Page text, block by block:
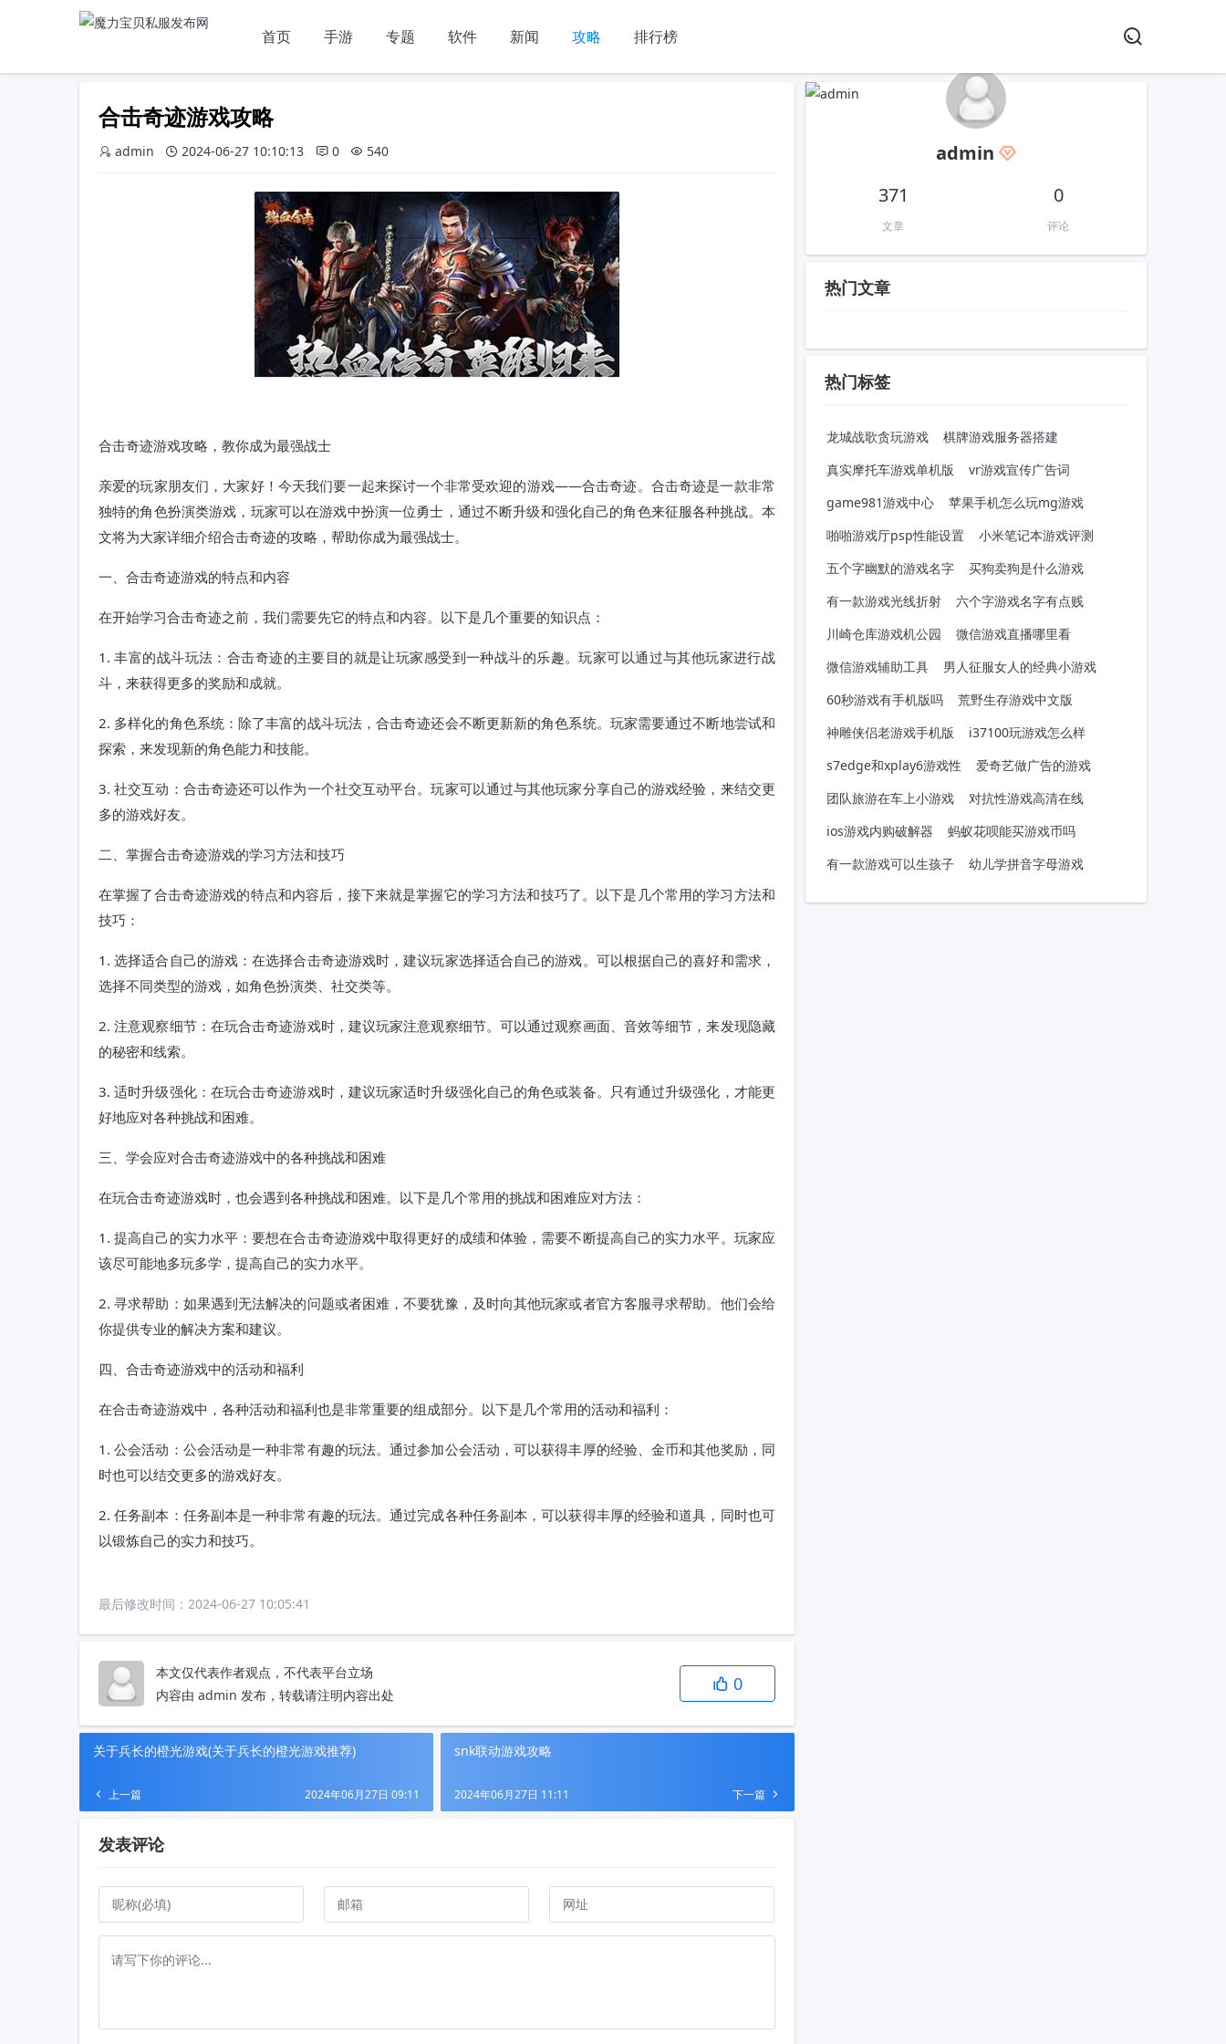
首页 手游 专题 软件 新闻 攻略 排行榜
合击奇迹游戏攻略
admin 2024-06-27 10:10:13 0 540
合击奇迹游戏攻略，教你成为最强战士
亲爱的玩家朋友们，大家好！今天我们要一起来探讨一个非常受欢迎的游戏——合击奇迹。合击奇迹是一款非常
独特的角色扮演类游戏，玩家可以在游戏中扮演一位勇士，通过不断升级和强化自己的角色来征服各种挑战。本
文将为大家详细介绍合击奇迹的攻略，帮助你成为最强战士。
一、合击奇迹游戏的特点和内容
在开始学习合击奇迹之前，我们需要先它的特点和内容。以下是几个重要的知识点：
1. 丰富的战斗玩法：合击奇迹的主要目的就是让玩家感受到一种战斗的乐趣。玩家可以通过与其他玩家进行战
斗，来获得更多的奖励和成就。
2. 多样化的角色系统：除了丰富的战斗玩法，合击奇迹还会不断更新新的角色系统。玩家需要通过不断地尝试和
探索，来发现新的角色能力和技能。
3. 社交互动：合击奇迹还可以作为一个社交互动平台。玩家可以通过与其他玩家分享自己的游戏经验，来结交更
多的游戏好友。
二、掌握合击奇迹游戏的学习方法和技巧
在掌握了合击奇迹游戏的特点和内容后，接下来就是掌握它的学习方法和技巧了。以下是几个常用的学习方法和
技巧：
1. 选择适合自己的游戏：在选择合击奇迹游戏时，建议玩家选择适合自己的游戏。可以根据自己的喜好和需求，
选择不同类型的游戏，如角色扮演类、社交类等。
2. 注意观察细节：在玩合击奇迹游戏时，建议玩家注意观察细节。可以通过观察画面、音效等细节，来发现隐藏
的秘密和线索。
3. 适时升级强化：在玩合击奇迹游戏时，建议玩家适时升级强化自己的角色或装备。只有通过升级强化，才能更
好地应对各种挑战和困难。
三、学会应对合击奇迹游戏中的各种挑战和困难
在玩合击奇迹游戏时，也会遇到各种挑战和困难。以下是几个常用的挑战和困难应对方法：
1. 提高自己的实力水平：要想在合击奇迹游戏中取得更好的成绩和体验，需要不断提高自己的实力水平。玩家应
该尽可能地多玩多学，提高自己的实力水平。
2. 寻求帮助：如果遇到无法解决的问题或者困难，不要犹豫，及时向其他玩家或者官方客服寻求帮助。他们会给
你提供专业的解决方案和建议。
四、合击奇迹游戏中的活动和福利
在合击奇迹游戏中，各种活动和福利也是非常重要的组成部分。以下是几个常用的活动和福利：
1. 公会活动：公会活动是一种非常有趣的玩法。通过参加公会活动，可以获得丰厚的经验、金币和其他奖励，同
时也可以结交更多的游戏好友。
2. 任务副本：任务副本是一种非常有趣的玩法。通过完成各种任务副本，可以获得丰厚的经验和道具，同时也可
以锻炼自己的实力和技巧。
最后修改时间： 2024-06-27 10:05:41
本文仅代表作者观点，不代表平台立场
内容由 admin 发布，转载请注明内容出处
0
关于兵长的橙光游戏(关于兵长的橙光游戏推荐)
上一篇 2024年06月27日 09:11
snk联动游戏攻略
下一篇
2024年06月27日 11:11
发表评论
admin
371
文章
0
评论
热门文章
热门标签
龙城战歌贪玩游戏
棋牌游戏服务器搭建
真实摩托车游戏单机版
vr游戏宣传广告词
game981游戏中心
苹果手机怎么玩mg游戏
啪啪游戏厅psp性能设置
小米笔记本游戏评测
五个字幽默的游戏名字
买狗卖狗是什么游戏
有一款游戏光线折射
六个字游戏名字有点贱
川崎仓库游戏机公园
微信游戏直播哪里看
微信游戏辅助工具
男人征服女人的经典小游戏
60秒游戏有手机版吗
荒野生存游戏中文版
神雕侠侣老游戏手机版
i37100玩游戏怎么样
s7edge和xplay6游戏性
爱奇艺做广告的游戏
团队旅游在车上小游戏
对抗性游戏高清在线
ios游戏内购破解器
蚂蚁花呗能买游戏币吗
有一款游戏可以生孩子
幼儿学拼音字母游戏